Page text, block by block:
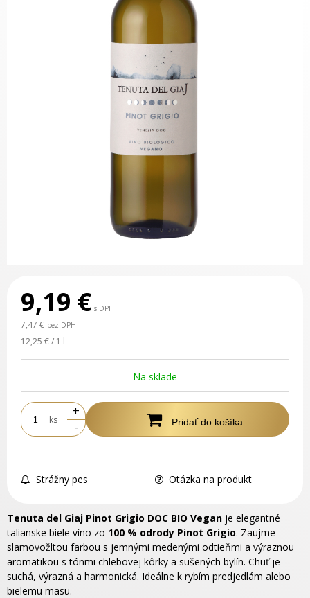
9,19 € s DPH
7,47 € bez DPH
12,25 € / 1 l
Na sklade
ks
+
-
Pridať do košíka
Strážny pes Otázka na produkt
Tenuta del Giaj Pinot Grigio DOC BIO Vegan je elegantné
talianske biele víno zo 100 % odrody Pinot Grigio. Zaujme
slamovožltou farbou s jemnými medenými odtieňmi a výraznou
aromatikou s tónmi chlebovej kôrky a sušených bylín. Chuť je
suchá, výrazná a harmonická. Ideálne k rybím predjedlám alebo
bielemu mäsu.